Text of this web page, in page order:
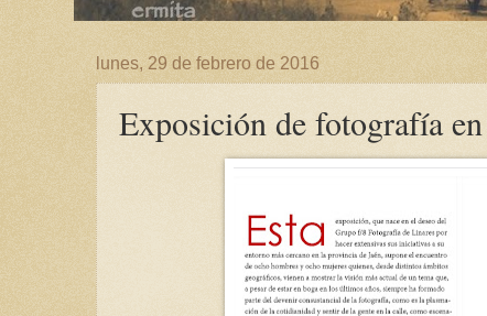
lunes, 29 de febrero de 2016
Exposición de fotografía